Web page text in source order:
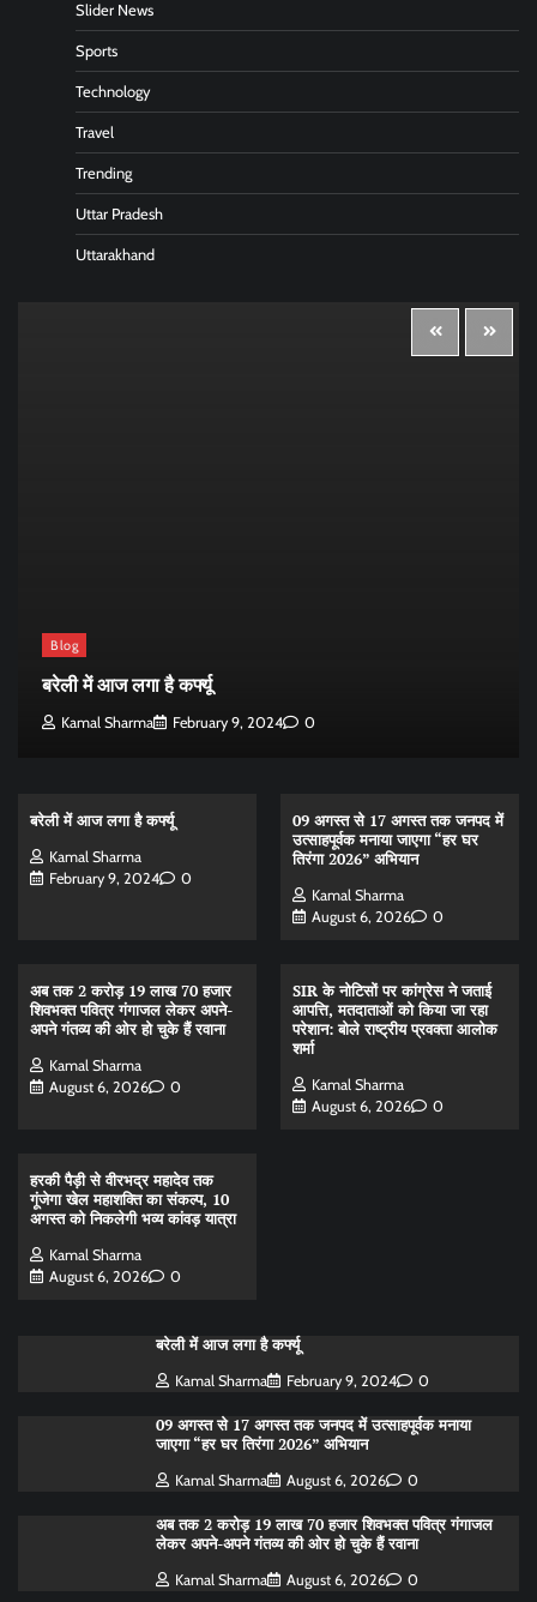
Slider News
Sports
Technology
Travel
Trending
Uttar Pradesh
Uttarakhand
Blog
बरेली में आज लगा है कर्फ्यू
Kamal Sharma February 9, 2024 0
बरेली में आज लगा है कर्फ्यू
Kamal Sharma
February 9, 2024
0
09 अगस्त से 17 अगस्त तक जनपद में
उत्साहपूर्वक मनाया जाएगा “हर घर
तिरंगा 2026” अभियान
Kamal Sharma
August 6, 2026
0
अब तक 2 करोड़ 19 लाख 70 हजार
शिवभक्त पवित्र गंगाजल लेकर अपने-
अपने गंतव्य की ओर हो चुके हैं रवाना
Kamal Sharma
August 6, 2026
0
SIR के नोटिसों पर कांग्रेस ने जताई
आपत्ति, मतदाताओं को किया जा रहा
परेशान: बोले राष्ट्रीय प्रवक्ता आलोक
शर्मा
Kamal Sharma
August 6, 2026
0
हरकी पैड़ी से वीरभद्र महादेव तक
गूंजेगा खेल महाशक्ति का संकल्प, 10
अगस्त को निकलेगी भव्य कांवड़ यात्रा
Kamal Sharma
August 6, 2026
0
बरेली में आज लगा है कर्फ्यू
Kamal Sharma February 9, 2024 0
09 अगस्त से 17 अगस्त तक जनपद में उत्साहपूर्वक मनाया
जाएगा “हर घर तिरंगा 2026” अभियान
Kamal Sharma August 6, 2026 0
अब तक 2 करोड़ 19 लाख 70 हजार शिवभक्त पवित्र गंगाजल
लेकर अपने-अपने गंतव्य की ओर हो चुके हैं रवाना
Kamal Sharma August 6, 2026 0